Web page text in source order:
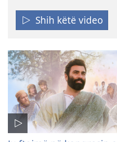
Shih këtë video